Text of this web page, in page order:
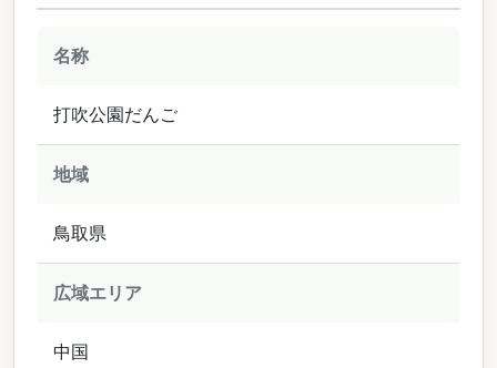
名称
打吹公園だんご
地域
鳥取県
広域エリア
中国